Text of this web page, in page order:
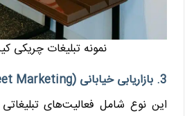
نمونه تبلیغات چریکی
3. بازاریابی خیابانی (Street Marketing)
این نوع شامل فعالیت‌های